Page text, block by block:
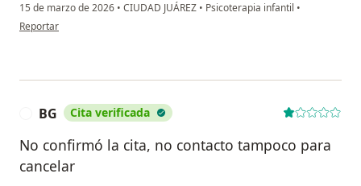
15 de marzo de 2026 • CIUDAD JUÁREZ • Psicoterapia infantil •
en opinión del usuario N.R.
Reportar
BG Cita verificada
No confirmó la cita, no contacto tampoco para
cancelar